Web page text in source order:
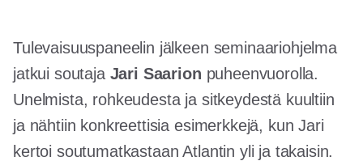
Tulevaisuuspaneelin jälkeen seminaariohjelma
jatkui soutaja Jari Saarion puheenvuorolla.
Unelmista, rohkeudesta ja sitkeydestä kuultiin
ja nähtiin konkreettisia esimerkkejä, kun Jari
kertoi soutumatkastaan Atlantin yli ja takaisin.